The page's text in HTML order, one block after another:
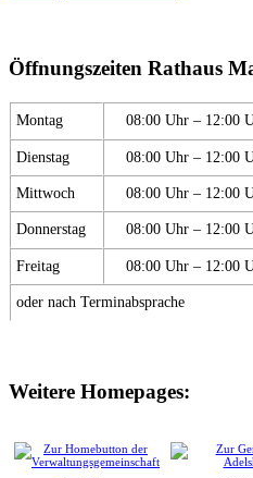
Öffnungszeiten Rathaus
Montag 08:00 Uhr – 12:00
Dienstag 08:00 Uhr – 12:00
Mittwoch 08:00 Uhr – 12:00
Donnerstag 08:00 Uhr – 12:00
Freitag 08:00 Uhr – 12:00
oder nach Terminabsprache
Weitere Homepages: